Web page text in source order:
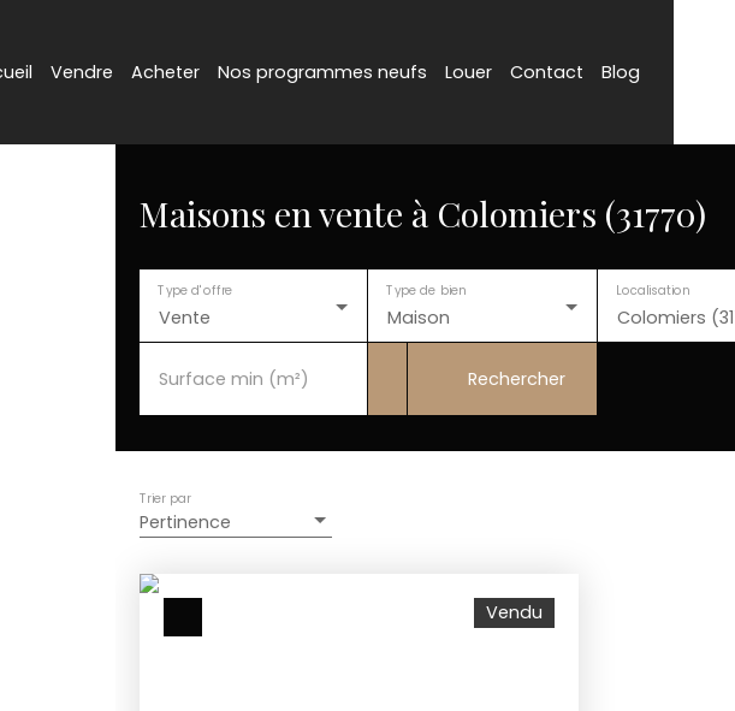
Vendre Acheter Nos programmes neufs Louer Contact Blog
Maisons en vente à Colomiers (31770)
Vente
Type d'offre
Maison
Type de bien
Colomiers
Localisation
Surface min (m²) Rechercher
Pertinence
Trier par
Vendu